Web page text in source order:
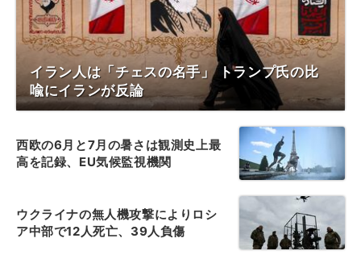
イラン人は「チェスの名手」 トランプ氏の比
喩にイランが反論
西欧の6月と7月の暑さは観測史上最
高を記録、EU気候監視機関
ウクライナの無人機攻撃によりロシ
ア中部で12人死亡、39人負傷